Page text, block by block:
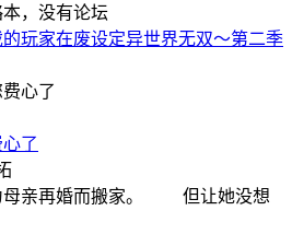
，没有论坛
玩家在废设定异世界无双～第二季
了
母亲再婚而搬家。 但让她没想